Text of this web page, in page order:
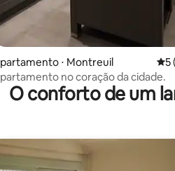
média de 5, 57 avaliações
⋅ Montreuil 5 5
no coração da cidade.
O conforto de um